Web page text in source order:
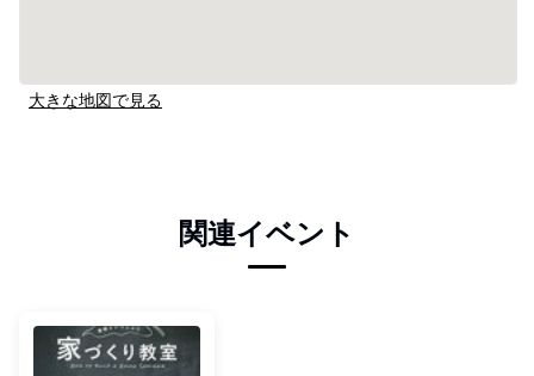
大きな地図で見る
関連イベント